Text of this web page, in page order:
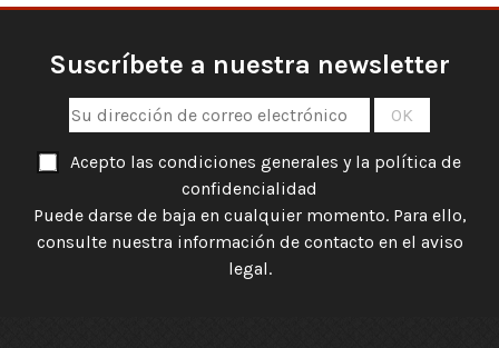
Suscríbete a nuestra newsletter
Acepto las condiciones generales y la política de
confidencialidad
Puede darse de baja en cualquier momento. Para ello,
consulte nuestra información de contacto en el aviso
legal.